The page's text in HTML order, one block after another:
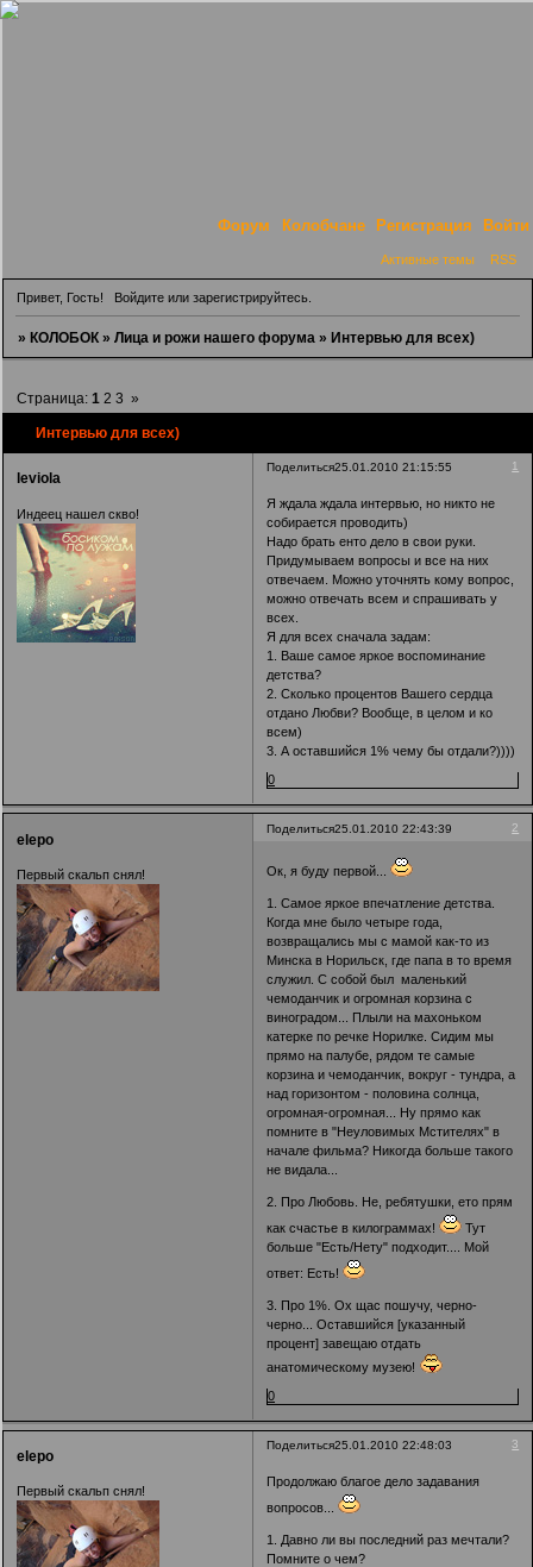
Форум Колобчане Регистрация Войти
Активные темы RSS
Привет, Гость! Войдитеили зарегистрируйтесь.
»КОЛОБОК »Лица и рожи нашего форума »Интервью для всех)
Интервью для всех)
Страница:1 2 3 »
Поделиться 1
25.01.2010 21:15:55
leviola
Индеец нашел скво!
Я ждала ждала интервью, но никто не
собирается проводить)
Надо брать енто дело в свои руки.
Придумываем вопросы и все на них
отвечаем. Можно уточнять кому вопрос,
можно отвечать всем и спрашивать у
всех.
Я для всех сначала задам:
1. Ваше самое яркое воспоминание
детства?
2. Сколько процентов Вашего сердца
отдано Любви? Вообще, в целом и ко
всем)
3. А оставшийся 1% чему бы отдали?))))
0
Поделиться 2
25.01.2010 22:43:39
elepo
Первый скальп снял! Ок, я буду первой...
1. Самое яркое впечатление детства.
Когда мне было четыре года,
возвращались мы с мамой как-то из
Минска в Норильск, где папа в то время
служил. С собой был маленький
чемоданчик и огромная корзина с
виноградом... Плыли на махоньком
катерке по речке Норилке. Сидим мы
прямо на палубе, рядом те самые
корзина и чемоданчик, вокруг - тундра, а
над горизонтом - половина солнца,
огромная-огромная... Ну прямо как
помните в "Неуловимых Мстителях" в
начале фильма? Никогда больше такого
не видала...
2. Про Любовь. Не, ребятушки, ето прям
как счастье в килограммах!
Тут
больше "Есть/Нету" подходит.... Мой
ответ: Есть!
3. Про 1%. Ох щас пошучу, черно-
черно... Оставшийся [указанный
процент] завещаю отдать
анатомическому музею!
0
Поделиться 3
25.01.2010 22:48:03
elepo
Первый скальп снял!
Продолжаю благое дело задавания
вопросов...
1. Давно ли вы последний раз мечтали?
Помните о чем?